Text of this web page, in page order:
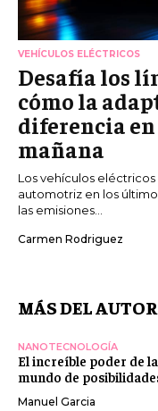
VEHÍCULOS ELÉCTRICOS
Desafía los
cómo la
diferencia
mañana
Los vehículos
automotriz en los
las emisiones...
Carmen Rodriguez
MÁS DEL AUTOR
NANOTECNOLOGÍA
El increíble poder de
mundo de
Manuel Garcia